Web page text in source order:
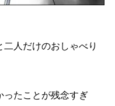
人だけのおしゃべり
ったことが残念すぎ